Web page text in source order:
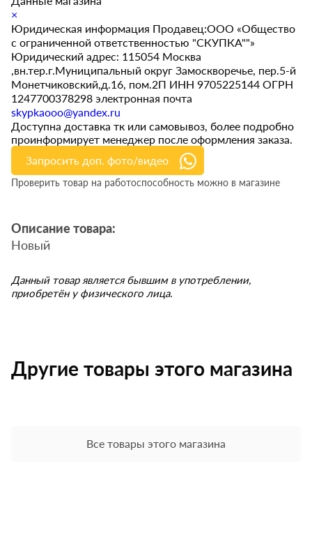
×
Юридическая информация Продавец:ООО «Общество
с ограниченной ответственностью "СКУПКА""»
Юридический адрес: 115054 Москва
,вн.тер.г.Муниципальный округ Замоскворечье, пер.5-й
Монетчиковский,д.16, пом.2П ИНН 9705225144 ОГРН
1247700378298 электронная почта
skypkaooo@yandex.ru
Доступна доставка тк или самовывоз, более подробно
проинформирует менеджер после оформления заказа.
Запросить доп. фото/видео
Проверить товар на работоспособность можно в магазине
Описание товара:
Новый
Данный товар является бывшим в употреблении,
приобретён у физического лица.
Другие товары этого магазина
Все товары этого магазина